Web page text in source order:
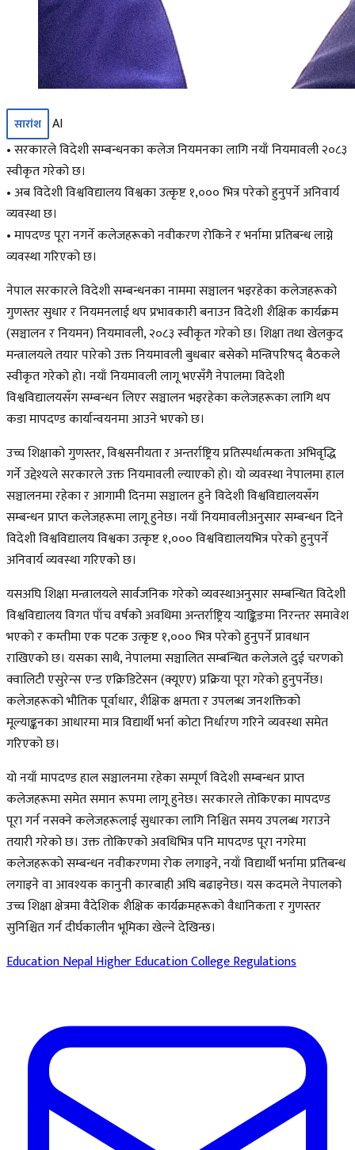
सारांश
AI
• सरकारले विदेशी सम्बन्धनका कलेज नियमनका लागि नयाँ नियमावली २०८३
स्वीकृत गरेको छ।
• अब विदेशी विश्वविद्यालय विश्वका उत्कृष्ट १,००० भित्र परेको हुनुपर्ने अनिवार्य
व्यवस्था छ।
• मापदण्ड पूरा नगर्ने कलेजहरूको नवीकरण रोकिने र भर्नामा प्रतिबन्ध लाग्ने
व्यवस्था गरिएको छ।
नेपाल सरकारले विदेशी सम्बन्धनका नाममा सञ्चालन भइरहेका कलेजहरूको
गुणस्तर सुधार र नियमनलाई थप प्रभावकारी बनाउन विदेशी शैक्षिक कार्यक्रम
(सञ्चालन र नियमन) नियमावली, २०८३ स्वीकृत गरेको छ। शिक्षा तथा खेलकुद
मन्त्रालयले तयार पारेको उक्त नियमावली बुधबार बसेको मन्त्रिपरिषद् बैठकले
स्वीकृत गरेको हो। नयाँ नियमावली लागू भएसँगै नेपालमा विदेशी
विश्वविद्यालयसँग सम्बन्धन लिएर सञ्चालन भइरहेका कलेजहरूका लागि थप
कडा मापदण्ड कार्यान्वयनमा आउने भएको छ।
उच्च शिक्षाको गुणस्तर, विश्वसनीयता र अन्तर्राष्ट्रिय प्रतिस्पर्धात्मकता अभिवृद्धि
गर्ने उद्देश्यले सरकारले उक्त नियमावली ल्याएको हो। यो व्यवस्था नेपालमा हाल
सञ्चालनमा रहेका र आगामी दिनमा सञ्चालन हुने विदेशी विश्वविद्यालयसँग
सम्बन्धन प्राप्त कलेजहरूमा लागू हुनेछ। नयाँ नियमावलीअनुसार सम्बन्धन दिने
विदेशी विश्वविद्यालय विश्वका उत्कृष्ट १,००० विश्वविद्यालयभित्र परेको हुनुपर्ने
अनिवार्य व्यवस्था गरिएको छ।
यसअघि शिक्षा मन्त्रालयले सार्वजनिक गरेको व्यवस्थाअनुसार सम्बन्धित विदेशी
विश्वविद्यालय विगत पाँच वर्षको अवधिमा अन्तर्राष्ट्रिय र्‍याङ्किङमा निरन्तर समावेश
भएको र कम्तीमा एक पटक उत्कृष्ट १,००० भित्र परेको हुनुपर्ने प्रावधान
राखिएको छ। यसका साथै, नेपालमा सञ्चालित सम्बन्धित कलेजले दुई चरणको
क्वालिटी एसुरेन्स एन्ड एक्रिडिटेसन (क्यूएए) प्रक्रिया पूरा गरेको हुनुपर्नेछ।
कलेजहरूको भौतिक पूर्वाधार, शैक्षिक क्षमता र उपलब्ध जनशक्तिको
मूल्याङ्कनका आधारमा मात्र विद्यार्थी भर्ना कोटा निर्धारण गरिने व्यवस्था समेत
गरिएको छ।
यो नयाँ मापदण्ड हाल सञ्चालनमा रहेका सम्पूर्ण विदेशी सम्बन्धन प्राप्त
कलेजहरूमा समेत समान रूपमा लागू हुनेछ। सरकारले तोकिएका मापदण्ड
पूरा गर्न नसक्ने कलेजहरूलाई सुधारका लागि निश्चित समय उपलब्ध गराउने
तयारी गरेको छ। उक्त तोकिएको अवधिभित्र पनि मापदण्ड पूरा नगरेमा
कलेजहरूको सम्बन्धन नवीकरणमा रोक लगाइने, नयाँ विद्यार्थी भर्नामा प्रतिबन्ध
लगाइने वा आवश्यक कानुनी कारबाही अघि बढाइनेछ। यस कदमले नेपालको
उच्च शिक्षा क्षेत्रमा वैदेशिक शैक्षिक कार्यक्रमहरूको वैधानिकता र गुणस्तर
सुनिश्चित गर्न दीर्घकालीन भूमिका खेल्ने देखिन्छ।
Education NepalHigher EducationCollege Regulations